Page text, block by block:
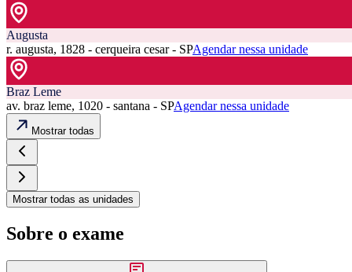
Augusta
r. augusta, 1828 - cerqueira cesar - SPAgendar nessa unidade
Braz Leme
av. braz leme, 1020 - santana - SPAgendar nessa unidade
Mostrar todas
Mostrar todas as unidades
Sobre o exame